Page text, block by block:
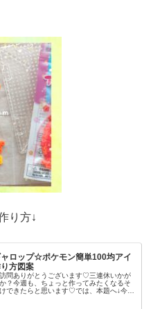
り方↓
ロップ☆ポケモン簡単100均アイ
方図案
問ありがとうございます♡三連休いかが
？今週も、ちょっと作ってみたくなるそ
できたらと思います♡では、本題へ↓今日